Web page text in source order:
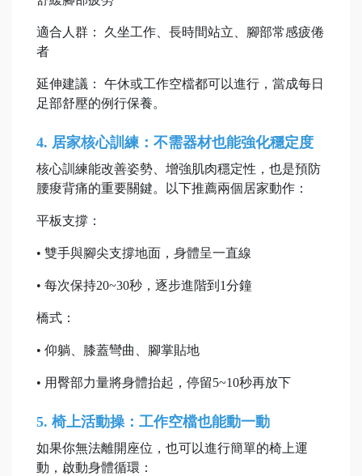
適合人群： 久坐工作、長時間站立、腳部常感疲倦
者
延伸建議： 午休或工作空檔都可以進行，當成每日
足部舒壓的例行保養。
4. 居家核心訓練：不需器材也能強化穩定度
核心訓練能改善姿勢、增強肌肉穩定性，也是預防
腰痠背痛的重要關鍵。以下推薦兩個居家動作：
平板支撐：
• 雙手與腳尖支撐地面，身體呈一直線
• 每次保持20~30秒，逐步進階到1分鐘
橋式：
• 仰躺、膝蓋彎曲、腳掌貼地
• 用臀部力量將身體抬起，停留5~10秒再放下
5. 椅上活動操：工作空檔也能動一動
如果你無法離開座位，也可以進行簡單的椅上運
動，啟動身體循環：